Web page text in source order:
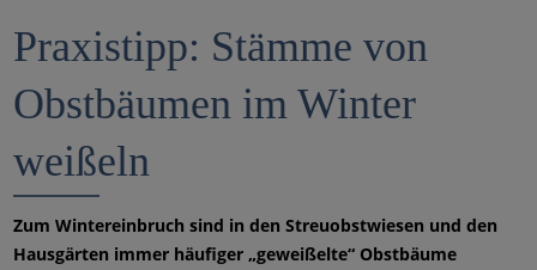
Praxistipp: Stämme von
Obstbäumen im Winter
weißeln
Zum Wintereinbruch sind in den Streuobstwiesen und den
Hausgärten immer häufiger „geweißelte“ Obstbäume